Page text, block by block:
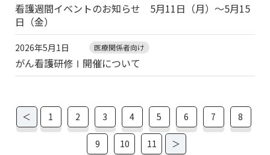
看護週間イベントのお知らせ 5月11日（月）～5月15
日（金）
2026年5月1日 医療関係者向け
がん看護研修Ⅰ開催について
＜ 1 2 3 4 5 6 7 8
9 10 11 ＞